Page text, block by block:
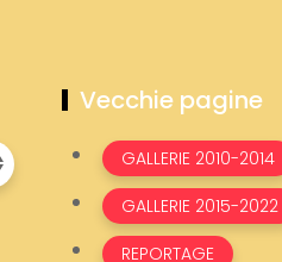
Vecchie pagine
GALLERIE 2010-2014
GALLERIE 2015-2022
REPORTAGE